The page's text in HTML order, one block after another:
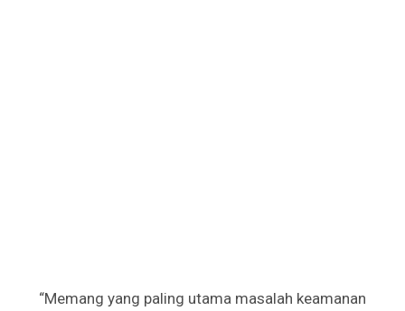
“Memang yang paling utama masalah keamanan